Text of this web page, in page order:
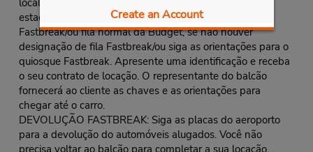
Create an Account
localizado no primeiro andar da garagem de
estacionamento. Prossiga para a fila do balcão
Fastbreak/ou fila normal da Budget, se não houver
designação de fila Fastbreak/ou siga as orientações para o
quiosque Fastbreak. Apresente uma identificação e receba
o seu contrato de locação. O representante do balcão
fornecerá ao cliente as chaves e as orientações para
chegar até o carro.
DEVOLUÇÃO FASTBREAK: Siga as placas do aeroporto
para a devolução do automóveis alugados. Você não